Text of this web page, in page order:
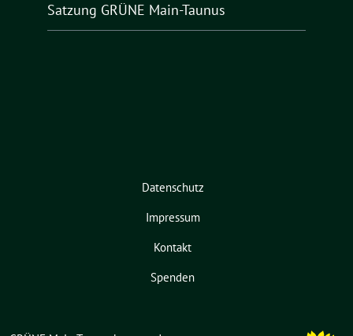
Satzung GRÜNE Main-Taunus
Datenschutz
Impressum
Kontakt
Spenden